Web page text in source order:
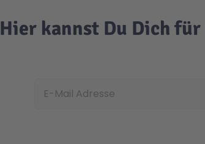
Hier kannst Du Dich